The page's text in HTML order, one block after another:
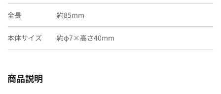
全長 約85mm
本体サイズ 約φ7×高さ40mm
商品説明